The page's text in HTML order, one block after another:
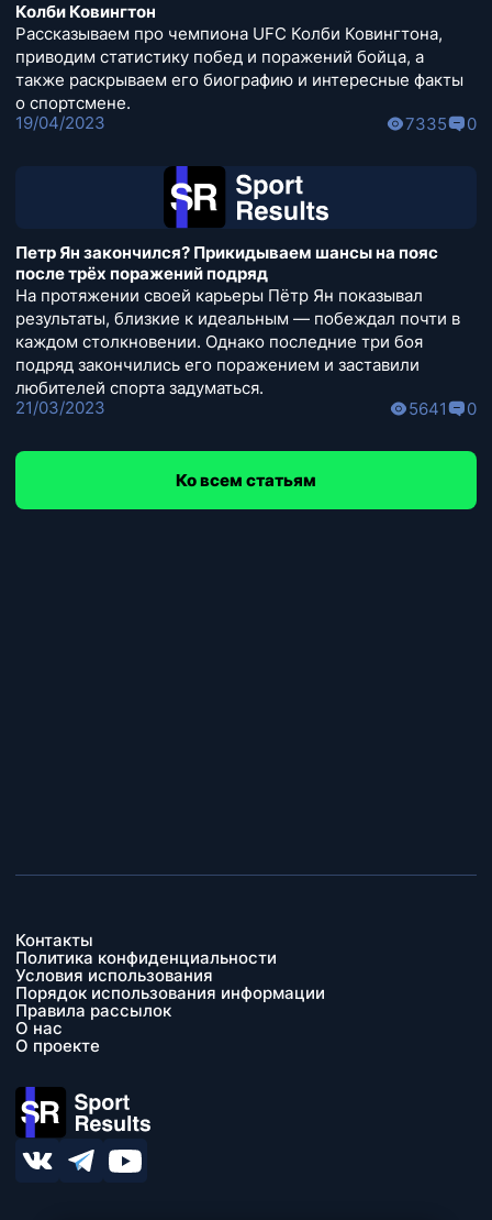
Колби Ковингтон
Рассказываем про чемпиона UFC Колби Ковингтона,
приводим статистику побед и поражений бойца, а
также раскрываем его биографию и интересные факты
о спортсмене.
19/04/2023
7335 0
Петр Ян закончился? Прикидываем шансы на пояс
после трёх поражений подряд
На протяжении своей карьеры Пётр Ян показывал
результаты, близкие к идеальным — побеждал почти в
каждом столкновении. Однако последние три боя
подряд закончились его поражением и заставили
любителей спорта задуматься.
21/03/2023
5641 0
Ко всем статьям
Контакты
Политика конфиденциальности
Условия использования
Порядок использования информации
Правила рассылок
О нас
О проекте